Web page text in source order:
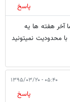
پاسخ
آخر هفته ها یه
دیدید با محدودیت نمیتونید
۰۵:۴۰ - ۱۳۹۵/۰۳/۲۰
پاسخ